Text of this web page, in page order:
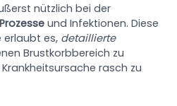
nützlich bei der
und Infektionen. Diese
erlaubt es, detaillierte
Brustkorbbereich zu
rasch zu